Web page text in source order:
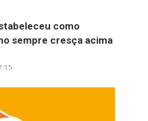
como
sempre cresça acima